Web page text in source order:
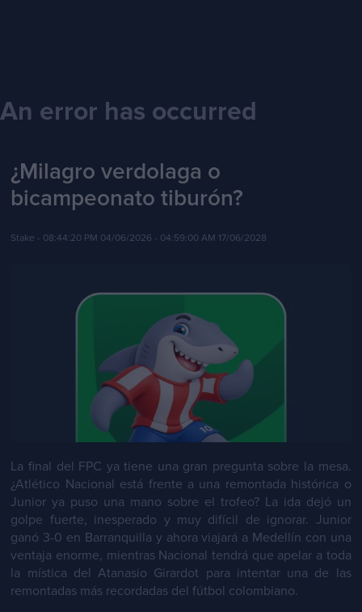
An error has occurred
¿Milagro verdolaga o
bicampeonato tiburón?
Stake - 08:44:20 PM 04/06/2026 - 04:59:00 AM 17/06/2028
La final del FPC ya tiene una gran pregunta sobre la mesa.
¿Atlético Nacional está frente a una remontada histórica o
Junior ya puso una mano sobre el trofeo? La ida dejó un
golpe fuerte, inesperado y muy difícil de ignorar. Junior
ganó 3-0 en Barranquilla y ahora viajará a Medellín con una
ventaja enorme, mientras Nacional tendrá que apelar a toda
la mística del Atanasio Girardot para intentar una de las
remontadas más recordadas del fútbol colombiano.